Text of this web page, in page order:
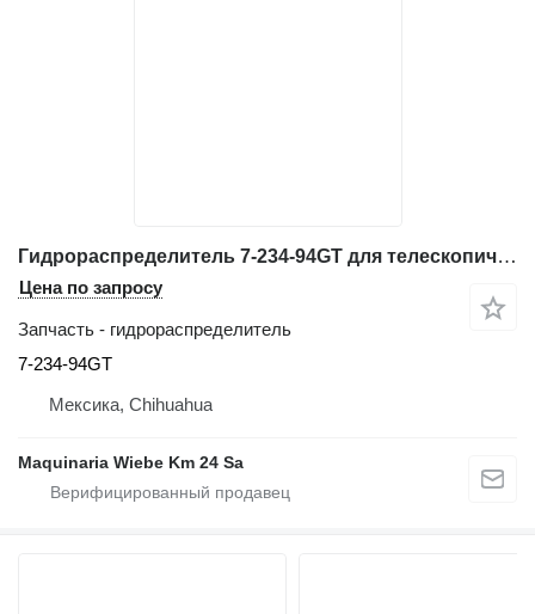
Гидрораспределитель 7-234-94GT для телескопического погрузчика Genie GTH-636
Цена по запросу
Запчасть - гидрораспределитель
7-234-94GT
Мексика, Chihuahua
Maquinaria Wiebe Km 24 Sa